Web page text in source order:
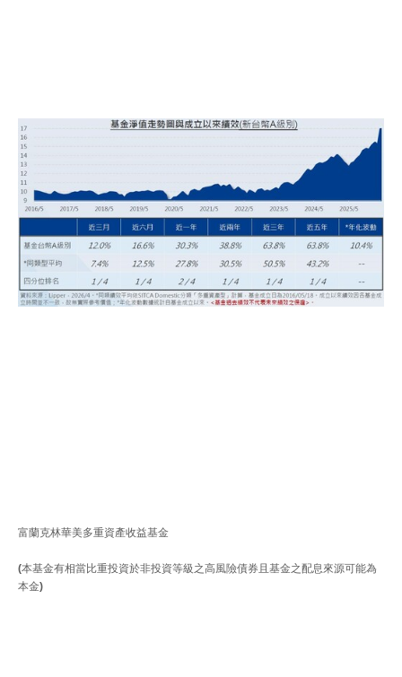
富蘭克林華美多重資產收益基金
(本基金有相當比重投資於非投資等級 之高風險債券且基金之配息來源可能為
本金)